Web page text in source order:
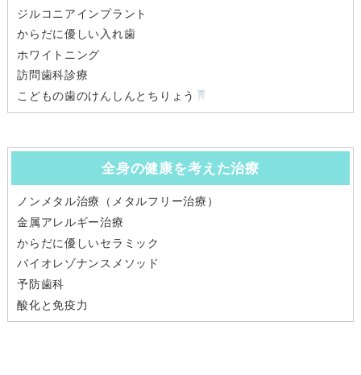
ジルコニアインプラント
からだに優しい入れ歯
ホワイトニング
訪問歯科診療
こどもの歯のけんしんとちりょう
全身の健康を考えた治療
ノンメタル治療（メタルフリー治療）
金属アレルギー治療
からだに優しいセラミック
バイオレゾナンスメソッド
予防歯科
酸化と免疫力